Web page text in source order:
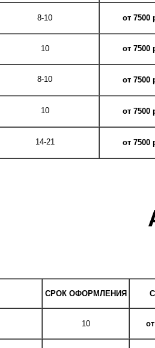
8-10 от 7500
10 от 7500
8-10 от 7500
10 от 7500
14-21 от 7500
СРОК ОФОРМЛЕНИЯ
10